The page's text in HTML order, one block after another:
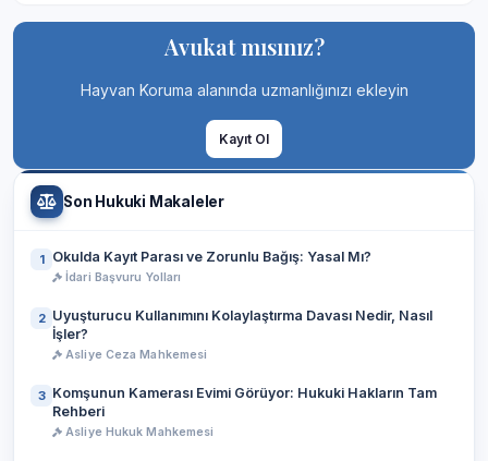
Avukat mısınız?
Hayvan Koruma alanında uzmanlığınızı ekleyin
Kayıt Ol
Son Hukuki Makaleler
1 Okulda Kayıt Parası ve Zorunlu Bağış: Yasal Mı?
İdari Başvuru Yolları
2 Uyuşturucu Kullanımını Kolaylaştırma Davası Nedir, Nasıl
İşler?
Asliye Ceza Mahkemesi
3 Komşunun Kamerası Evimi Görüyor: Hukuki Hakların Tam
Rehberi
Asliye Hukuk Mahkemesi